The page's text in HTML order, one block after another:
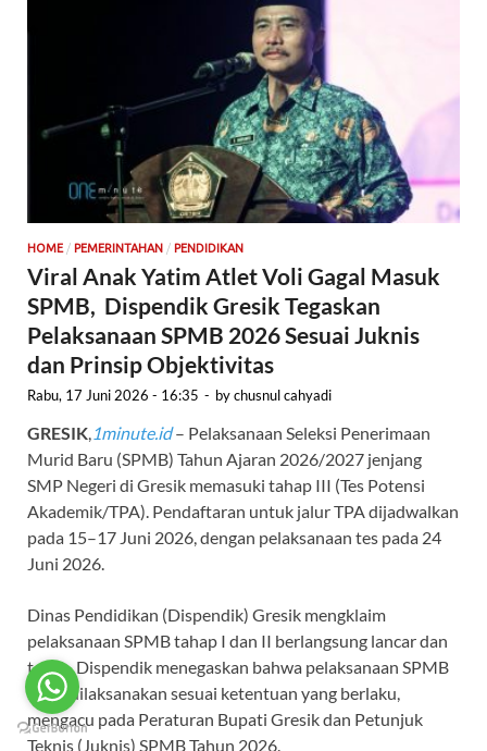
HOME/ PEMERINTAHAN / PENDIDIKAN
Viral Anak Yatim Atlet Voli Gagal Masuk
SPMB, Dispendik Gresik Tegaskan
Pelaksanaan SPMB 2026 Sesuai Juknis
dan Prinsip Objektivitas
Rabu, 17 Juni 2026 - 16:35 - bychusnul cahyadi
GRESIK, 1minute.id– Pelaksanaan Seleksi Penerimaan
Murid Baru (SPMB) Tahun Ajaran 2026/2027 jenjang
SMP Negeri di Gresik memasuki tahap III (Tes Potensi
Akademik/TPA). Pendaftaran untuk jalur TPA dijadwalkan
pada 15–17 Juni 2026, dengan pelaksanaan tes pada 24
Juni 2026.
Dinas Pendidikan (Dispendik) Gresik mengklaim
pelaksanaan SPMB tahap I dan II berlangsung lancar dan
tertib. Dispendik menegaskan bahwa pelaksanaan SPMB
2026 dilaksanakan sesuai ketentuan yang berlaku,
mengacu pada Peraturan Bupati Gresik dan Petunjuk
Teknis (Juknis) SPMB Tahun 2026.